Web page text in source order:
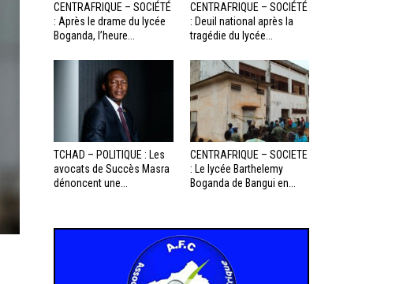
CENTRAFRIQUE – SOCIÉTÉ
: Après le drame du lycée
Boganda, l’heure...
CENTRAFRIQUE – SOCIÉTÉ
: Deuil national après la
tragédie du lycée...
TCHAD – POLITIQUE : Les
avocats de Succès Masra
dénoncent une...
CENTRAFRIQUE – SOCIETE
: Le lycée Barthelemy
Boganda de Bangui en...